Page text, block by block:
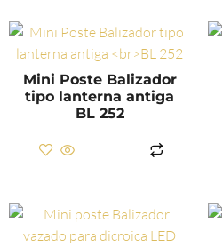
Mini Poste Balizador
tipo lanterna antiga
BL 252